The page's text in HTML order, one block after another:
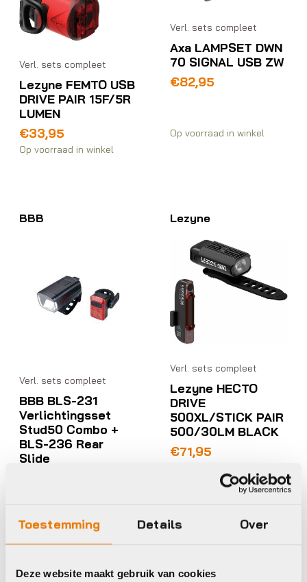
Toestemming Details Over
Deze website maakt gebruik van cookies
Verl. sets compleet
Lezyne FEMTO USB
DRIVE PAIR 15F/5R
LUMEN
€33,95
Op voorraad in winkel
Verl. sets compleet
Axa LAMPSET DWN
70 SIGNAL USB ZW
€82,95
Op voorraad in winkel
BBB
Verl. sets compleet
BBB BLS-231
Verlichtingsset
Stud50 Combo +
BLS-236 Rear
Slide
Lezyne
Verl. sets compleet
Lezyne HECTO
DRIVE
500XL/STICK PAIR
500/30LM BLACK
€71,95